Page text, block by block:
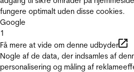
fungere optimalt uden disse cookies.
Google
1
Få mere at vide om denne udbyder
Nogle af de data, der indsamles af
personalisering og måling af